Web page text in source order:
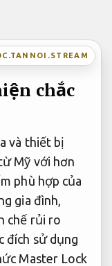
chắc
và thiết bị
Mỹ với hơn
phù hợp của
gia đình,
chế rủi ro
đích sử dụng
Master Lock